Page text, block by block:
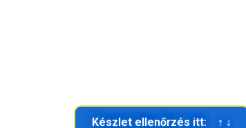
Készlet ellenőrzés itt: ↑ ↓